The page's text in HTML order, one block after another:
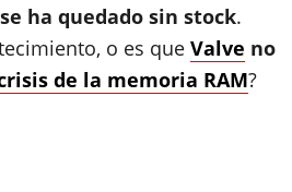
ha quedado sin stock.
o es que Valve no
de la memoria RAM?